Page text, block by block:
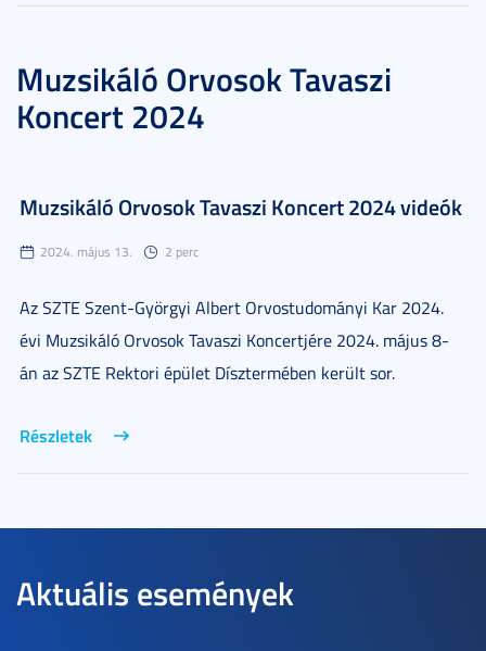
Muzsikáló Orvosok Tavaszi
Koncert 2024
Muzsikáló Orvosok Tavaszi Koncert 2024 videók
2024. május 13. 2 perc
Az SZTE Szent-Györgyi Albert Orvostudományi Kar 2024.
évi Muzsikáló Orvosok Tavaszi Koncertjére 2024. május 8-
án az SZTE Rektori épület Dísztermében került sor.
Részletek
Aktuális események